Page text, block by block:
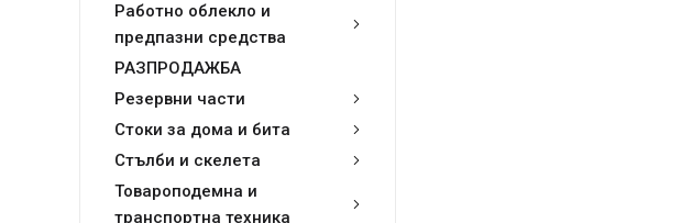
Работно облекло и
предпазни средства
РАЗПРОДАЖБА
Резервни части
Стоки за дома и бита
Стълби и скелета
Товароподемна и
транспортна техника